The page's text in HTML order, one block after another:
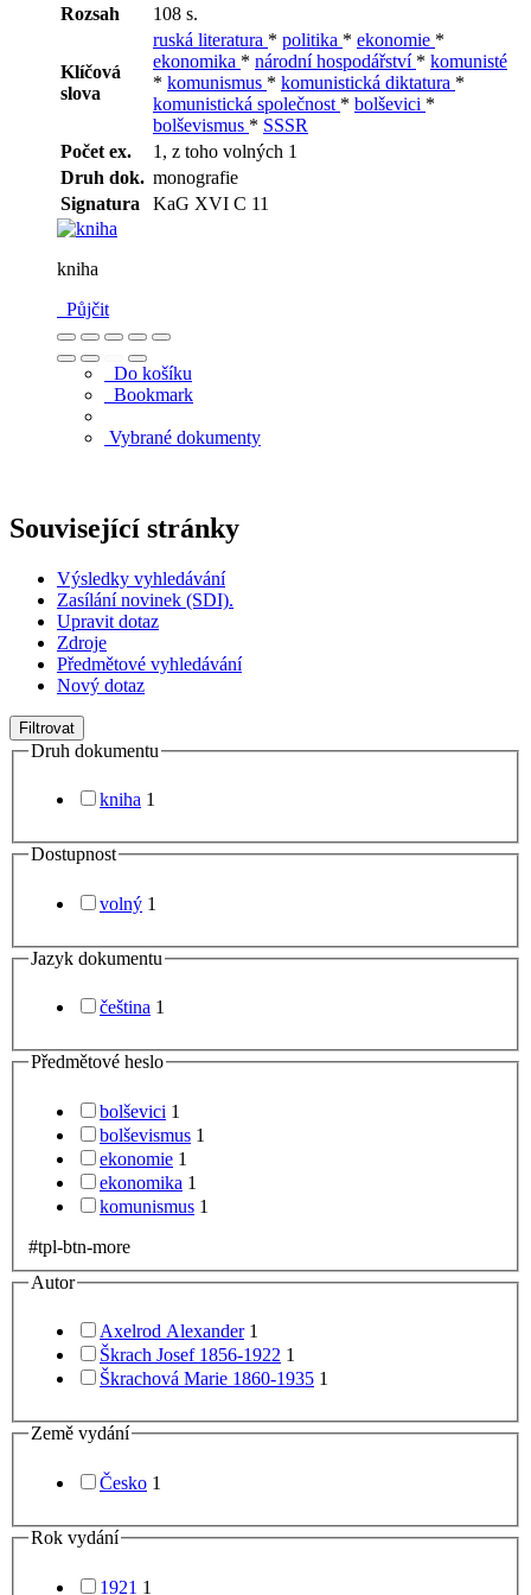
Rozsah 108 s.
Klíčová
slova
ruská literatura * politika * ekonomie *
ekonomika * národní hospodářství * komunisté
* komunismus * komunistická diktatura *
komunistická společnost * bolševici *
bolševismus * SSSR
Počet ex.
1, z toho volných 1
Druh dok. monografie
Signatura
KaG XVI C 11
kniha
Půjčit
Do košíku
Bookmark
Vybrané dokumenty
Související stránky
Výsledky vyhledávání
Zasílání novinek (SDI).
Upravit dotaz
Zdroje
Předmětové vyhledávání
Nový dotaz
Filtrovat
Druh dokumentu
kniha 1
Dostupnost
volný 1
Jazyk dokumentu
čeština 1
Předmětové heslo
bolševici 1
bolševismus 1
ekonomie 1
ekonomika 1
komunismus 1
#tpl-btn-more
Autor
Axelrod Alexander 1
Škrach Josef 1856-1922 1
Škrachová Marie 1860-1935 1
Země vydání
Česko 1
Rok vydání
1921 1